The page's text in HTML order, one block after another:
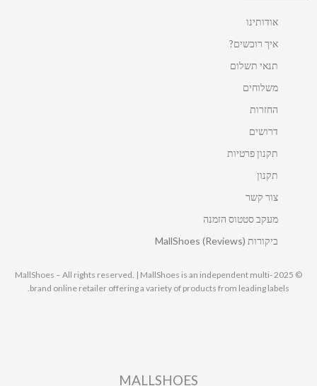
אודותינו
איך רוכשים?
תנאי תשלום
משלוחים
החזרות
דרושים
תקנון פרטיות
תקנון
צור קשר
מעקב סטטוס הזמנה
ביקורות MallShoes (Reviews)
© 2025 MallShoes – All rights reserved. | MallShoes is an independent multi-
brand online retailer offering a variety of products from leading labels.
MALLSHOES